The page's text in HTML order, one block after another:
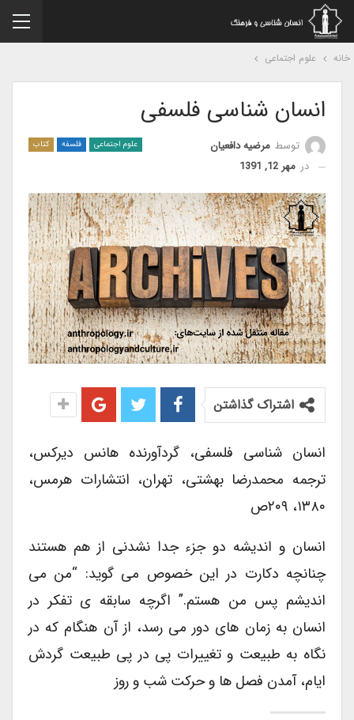
علوم اجتماعی
انسان شناسی فلسفی
علوم اجتماعی فلسفه کتاب توسطمرضیه دافعیان
درمهر 12, 1391
اشتراک گذاشتن
انسان شناسی فلسفی، گردآورنده هانس دیرکس،
ترجمه محمدرضا بهشتی، تهران، انتشارات هرمس،
۱۳۸۰، ۲۰۹ص
انسان و اندیشه دو جزء جدا نشدنی از هم هستند
چنانچه دکارت در این خصوص می گوید: “من می
اندیشم پس من هستم.” اگرچه سابقه ی تفکر در
انسان به زمان های دور می رسد، از آن هنگام که در
نگاه به طبیعت و تغییرات پی در پی طبیعت گردش
ایام، آمدن فصل ها و حرکت شب و روز